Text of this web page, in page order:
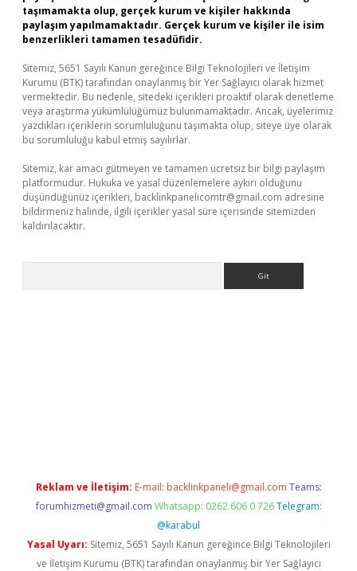
taşımamakta olup, gerçek kurum ve kişiler hakkında
paylaşım yapılmamaktadır. Gerçek kurum ve kişiler ile isim
benzerlikleri tamamen tesadüfidir.
Sitemiz, 5651 Sayılı Kanun gereğince Bilgi Teknolojileri ve İletişim
Kurumu (BTK) tarafından onaylanmış bir Yer Sağlayıcı olarak hizmet
vermektedir. Bu nedenle, sitedeki içerikleri proaktif olarak denetleme
veya araştırma yükümlülüğümüz bulunmamaktadır. Ancak, üyelerimiz
yazdıkları içeriklerin sorumluluğunu taşımakta olup, siteye üye olarak
bu sorumluluğu kabul etmiş sayılırlar.
Sitemiz, kar amacı gütmeyen ve tamamen ücretsiz bir bilgi paylaşım
platformudur. Hukuka ve yasal düzenlemelere aykırı olduğunu
düşündüğünüz içerikleri, backlinkpanelicomtr@gmail.com adresine
bildirmeniz halinde, ilgili içerikler yasal süre içerisinde sitemizden
kaldırılacaktır.
Reklam ve İletişim: E-mail: backlinkpaneli@gmail.com Teams:
forumhizmeti@gmail.com Whatsapp: 0262 606 0 726 Telegram:
@karabul
Yasal Uyarı: Sitemiz, 5651 Sayılı Kanun gereğince Bilgi Teknolojileri
ve İletişim Kurumu (BTK) tarafından onaylanmış bir Yer Sağlayıcı